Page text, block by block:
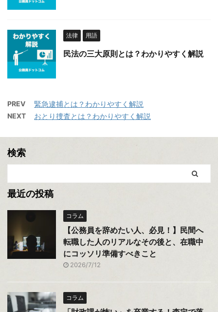
法律 用語
民法の三大原則とは？わかりやすく解説
PREV 緊急逮捕とは？わかりやすく解説
NEXT おとり捜査とは？わかりやすく解説
検索
最近の投稿
コラム
【公務員を辞めたい人、必見！】民間へ
転職した人のリアルなその後と、在職中
にコッソリ準備すべきこと
2026/7/12
コラム